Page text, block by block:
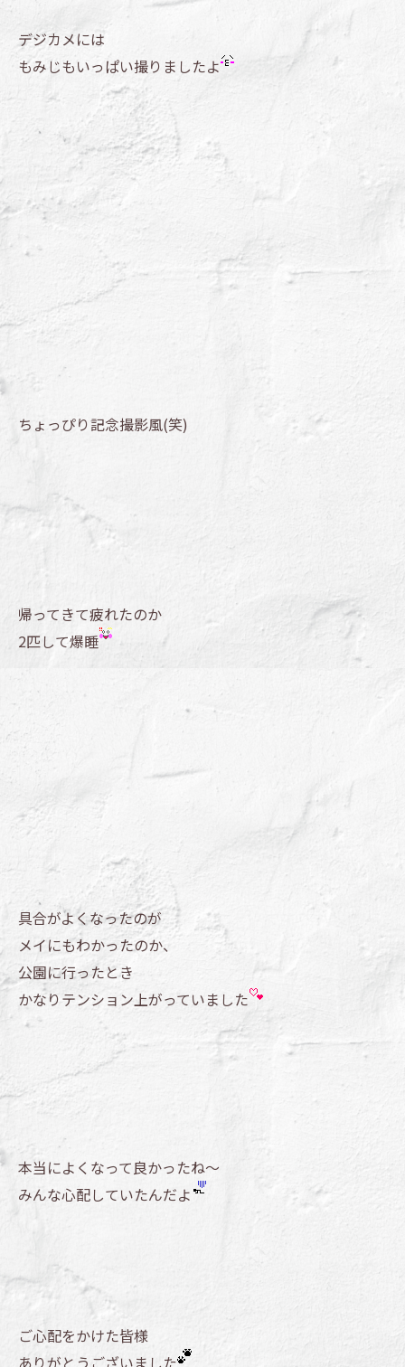
デジカメには
もみじもいっぱい撮りましたよ
ちょっぴり記念撮影風(笑)
帰ってきて疲れたのか
2匹して爆睡
具合がよくなったのが
メイにもわかったのか、
公園に行ったとき
かなりテンション上がっていました
本当によくなって良かったね～
みんな心配していたんだよ
ご心配をかけた皆様
ありがとうございました